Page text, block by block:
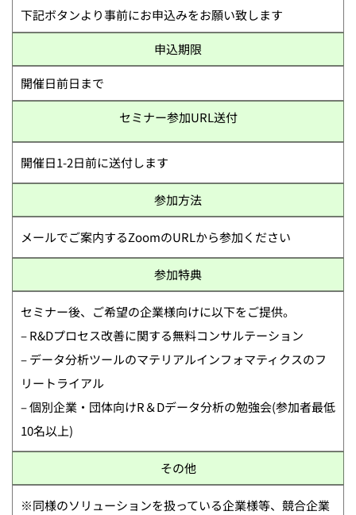
下記ボタンより事前にお申込みをお願い致します
申込期限
開催日前日まで
セミナー参加URL送付
開催日1-2日前に送付します
参加方法
メールでご案内するZoomのURLから参加ください
参加特典
セミナー後、ご希望の企業様向けに以下をご提供。
– R&Dプロセス改善に関する無料コンサルテーション
– データ分析ツールのマテリアルインフォマティクスのフ
リートライアル
– 個別企業・団体向けR＆Dデータ分析の勉強会(参加者最低
10名以上)
その他
※同様のソリューションを扱っている企業様等、競合企業